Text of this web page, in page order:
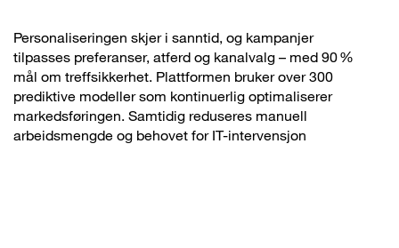
Personaliseringen skjer i sanntid, og kampanjer
tilpasses preferanser, atferd og kanalvalg – med 90 %
mål om treffsikkerhet. Plattformen bruker over 300
prediktive modeller som kontinuerlig optimaliserer
markedsføringen. Samtidig reduseres manuell
arbeidsmengde og behovet for IT-intervensjon